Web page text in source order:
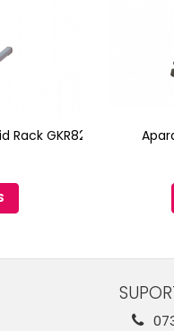
Rack GKR82